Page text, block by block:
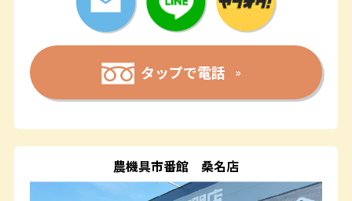
タップで電話
農機具市番館 桑名店